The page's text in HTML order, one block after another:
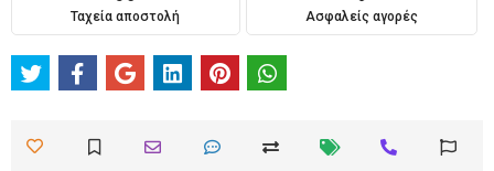
Ταχεία αποστολή Ασφαλείς αγορές